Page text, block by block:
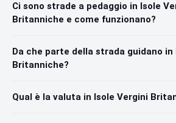
Ci sono strade a pedaggio in Isole
Britanniche e come funzionano?
Da che parte della strada guidano in
Britanniche?
Qual è la valuta in Isole Vergini